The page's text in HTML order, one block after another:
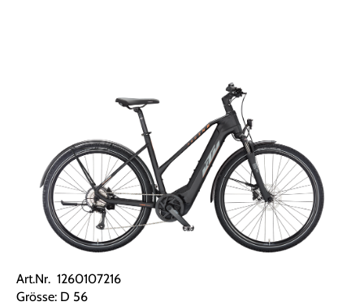
Art.Nr. 1260107216
Grösse: D 56